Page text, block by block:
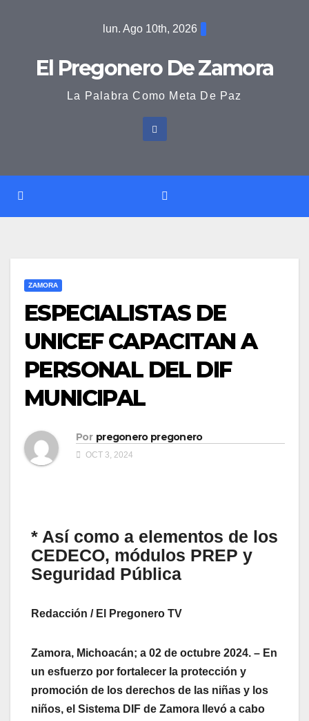
lun. Ago 10th, 2026
El Pregonero De Zamora
La Palabra Como Meta De Paz
ZAMORA
ESPECIALISTAS DE
UNICEF CAPACITAN A
PERSONAL DEL DIF
MUNICIPAL
Por pregonero pregonero
OCT 3, 2024
* Así como a elementos de los
CEDECO, módulos PREP y
Seguridad Pública
Redacción / El Pregonero TV
Zamora, Michoacán; a 02 de octubre 2024. – En
un esfuerzo por fortalecer la protección y
promoción de los derechos de las niñas y los
niños, el Sistema DIF de Zamora llevó a cabo